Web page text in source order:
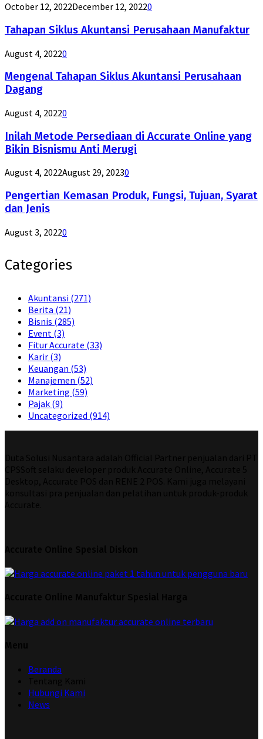
October 12, 2022December 12, 20220
Tahapan Siklus Akuntansi Perusahaan Manufaktur
August 4, 20220
Mengenal Tahapan Siklus Akuntansi Perusahaan
Dagang
August 4, 20220
Inilah Metode Persediaan di Accurate Online yang
Bikin Bisnismu Anti Merugi
August 4, 2022August 29, 20230
Pengertian Kemasan Produk, Fungsi, Tujuan, Syarat
dan Jenis
August 3, 20220
Categories
Akuntansi (271)
Berita (21)
Bisnis (285)
Event (3)
Fitur Accurate (33)
Karir (3)
Keuangan (53)
Manajemen (52)
Marketing (59)
Pajak (9)
Uncategorized (914)
Beranda
Hubungi Kami
News